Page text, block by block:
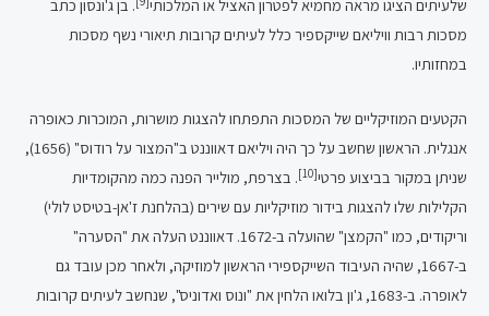
שלעיתים הציגו מראה מחמיא לפטרון האציל או המלכותי
. בן ג'ונסון כתב
מסכות רבות וויליאם שייקספיר כלל לעיתים קרובות תיאורי נשף מסכות
במחזותיו.
הקטעים המוזיקליים של המסכות התפתחו להצגות מושרות, המוכרות כאופרה
אנגלית. הראשון שחשב על כך היה ויליאם דאווננט ב"המצור על רודוס" (1656),
שניתן במקור בביצוע פרטי[10]
. בצרפת, מולייר הפנה כמה מהקומדיות
הקלילות שלו להצגות בידור מוזיקליות עם שירים (בהלחנת ז'אן-בטיסט לולי)
וריקודים, כמו "הקמצן" שהועלה ב-1672. דאווננט העלה את "הסערה"
ב-1667, שהיה העיבוד השייקספירי הראשון למוזיקה, ולאחר מכן עובד גם
לאופרה. ב-1683, ג'ון בלואו הלחין את "ונוס ואדוניס", שנחשב לעיתים קרובות